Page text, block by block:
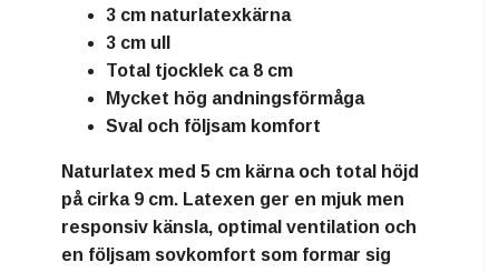
3 cm naturlatexkärna
3 cm ull
Total tjocklek ca 8 cm
Mycket hög andningsförmåga
Sval och följsam komfort
Naturlatex med 5 cm kärnaoch total höjd
på cirka 9 cm. Latexen ger en mjuk men
responsiv känsla, optimal ventilation och
en följsam sovkomfort som formar sig